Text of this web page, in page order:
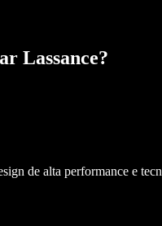
Lassance?
de alta performance e